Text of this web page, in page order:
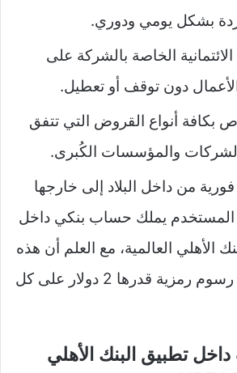
بشكل يومي ودوري.
الخاصة بالشركة على
دون توقف أو تعطيل.
بكافة أنواع القروض التي تتفق
والمؤسسات الكُبرى.
من داخل البلاد إلى خارجها
يملك حساب بنكي داخل
الأهلي العالمية، مع العلم أن هذه
الخدمة مقابل رسوم رمزية قدرها 2 دولار على كل
داخل تطبيق البنك الأهلي